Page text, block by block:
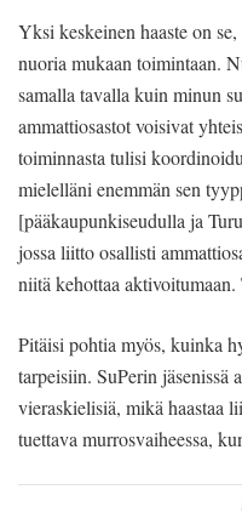
Yksi keskeinen haaste on
nuoria mukaan toimintaan.
samalla tavalla kuin minun
ammattiosastot voisivat
toiminnasta tulisi
mielelläni enemmän sen
[pääkaupunkiseudulla ja
jossa liitto osallisti
niitä kehottaa
Pitäisi pohtia myös, kuinka
tarpeisiin. SuPerin jäsenissä
vieraskielisiä, mikä haastaa
tuettava murrosvaiheessa,